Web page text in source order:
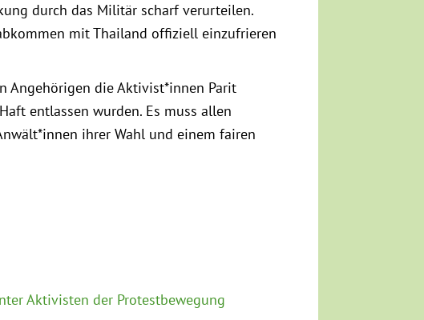
durch das Militär scharf verurteilen.
mit Thailand offiziell einzufrieren
Angehörigen die Aktivist*innen Parit
entlassen wurden. Es muss allen
ihrer Wahl und einem fairen
Aktivisten der Protestbewegung